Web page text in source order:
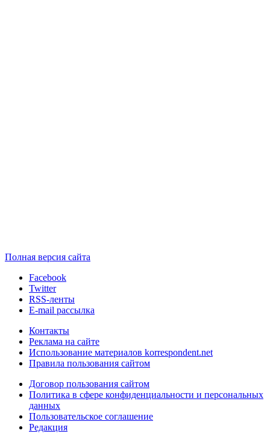
Полная версия сайта
Facebook
Twitter
RSS-ленты
E-mail рассылка
Контакты
Реклама на сайте
Использование материалов korrespondent.net
Правила пользования сайтом
Договор пользования сайтом
Политика в сфере конфиденциальности и персональных
данных
Пользовательское соглашение
Редакция